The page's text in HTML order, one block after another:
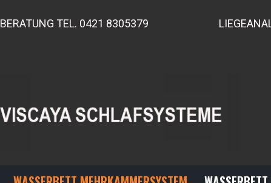
BERATUNG TEL. 0421 8305379